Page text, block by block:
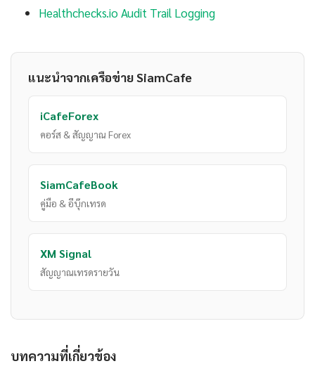
Healthchecks.io Audit Trail Logging
แนะนำจากเครือข่าย SiamCafe
iCafeForex
คอร์ส & สัญญาณ Forex
SiamCafeBook
คู่มือ & อีบุ๊กเทรด
XM Signal
สัญญาณเทรดรายวัน
บทความที่เกี่ยวข้อง